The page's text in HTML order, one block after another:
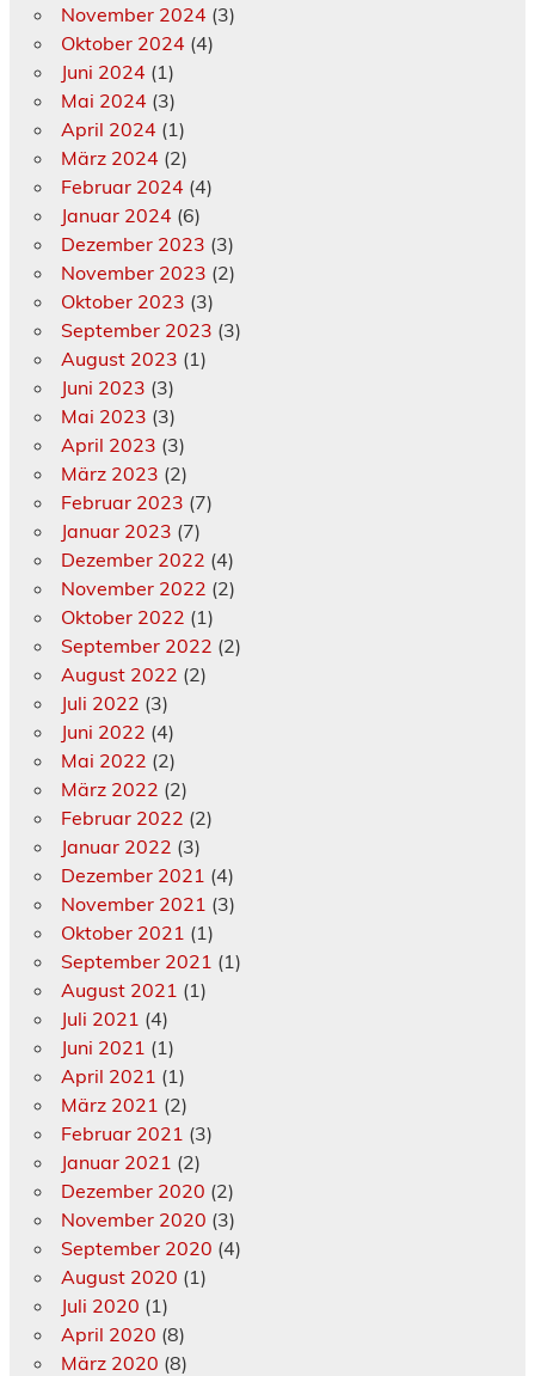
November 2024 (3)
Oktober 2024 (4)
Juni 2024 (1)
Mai 2024 (3)
April 2024 (1)
März 2024 (2)
Februar 2024 (4)
Januar 2024 (6)
Dezember 2023 (3)
November 2023 (2)
Oktober 2023 (3)
September 2023 (3)
August 2023 (1)
Juni 2023 (3)
Mai 2023 (3)
April 2023 (3)
März 2023 (2)
Februar 2023 (7)
Januar 2023 (7)
Dezember 2022 (4)
November 2022 (2)
Oktober 2022 (1)
September 2022 (2)
August 2022 (2)
Juli 2022 (3)
Juni 2022 (4)
Mai 2022 (2)
März 2022 (2)
Februar 2022 (2)
Januar 2022 (3)
Dezember 2021 (4)
November 2021 (3)
Oktober 2021 (1)
September 2021 (1)
August 2021 (1)
Juli 2021 (4)
Juni 2021 (1)
April 2021 (1)
März 2021 (2)
Februar 2021 (3)
Januar 2021 (2)
Dezember 2020 (2)
November 2020 (3)
September 2020 (4)
August 2020 (1)
Juli 2020 (1)
April 2020 (8)
März 2020 (8)